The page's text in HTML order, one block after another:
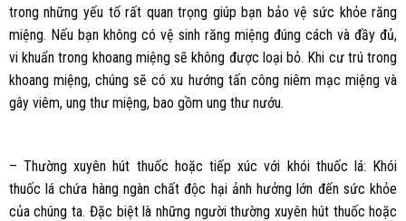
trong những yếu tố rất quan trọng giúp bạn bảo vệ sức khỏe răng
miệng. Nếu bạn không có vệ sinh răng miệng đúng cách và đầy đủ,
vi khuẩn trong khoang miệng sẽ không được loại bỏ. Khi cư trú trong
khoang miệng, chúng sẽ có xu hướng tấn công niêm mạc miệng và
gây viêm, ung thư miệng, bao gồm ung thư nướu.
– Thường xuyên hút thuốc hoặc tiếp xúc với khói thuốc lá: Khói
thuốc lá chứa hàng ngàn chất độc hại ảnh hưởng lớn đến sức khỏe
của chúng ta. Đặc biệt là những người thường xuyên hút thuốc hoặc